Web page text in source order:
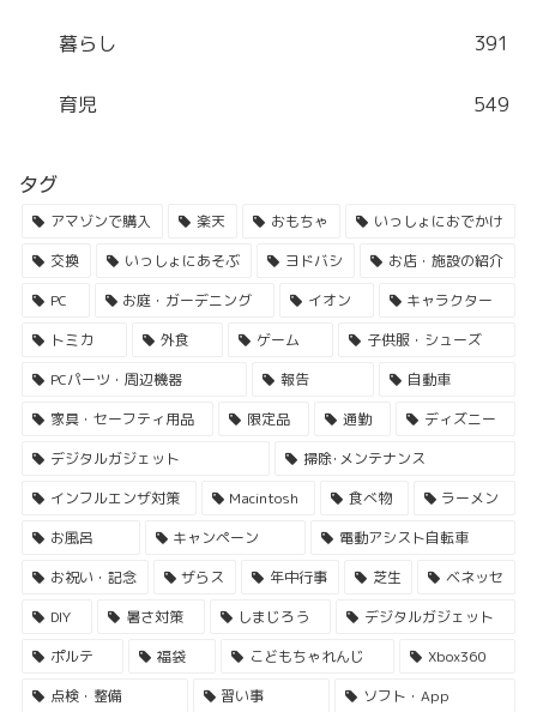
暮らし 391
育児 549
タグ
アマゾンで購入 楽天 おもちゃ
いっしょにおでかけ
交換
いっしょにあそぶ ヨドバシ
お店・施設の紹介
PC
お庭・ガーデニング イオン
キャラクター
トミカ
外食 ゲーム
子供服・シューズ
PCパーツ・周辺機器
報告
自動車
家具・セーフティ用品
限定品 通勤
ディズニー
デジタルガジェット
掃除･メンテナンス
インフルエンザ対策
Macintosh 食べ物
ラーメン
お風呂
キャンペーン
電動アシスト自転車
お祝い・記念
ザらス 年中行事 芝生
ベネッセ
DIY
暑さ対策 しまじろう
デジタルガジェット
ポルテ
福袋 こどもちゃれんじ
Xbox360
点検・整備
習い事
ソフト・App